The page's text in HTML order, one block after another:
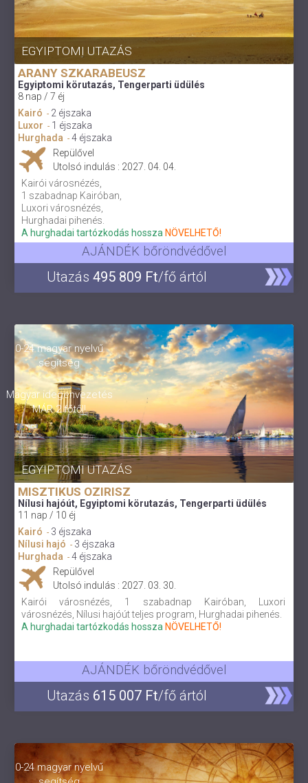
EGYIPTOMI UTAZÁS
ARANY SZKARABEUSZ
Egyiptomi körutazás, Tengerparti üdülés
8 nap / 7 éj
Kairó - 2 éjszaka
Luxor - 1 éjszaka
Hurghada - 4 éjszaka
Repülővel
Utolsó indulás : 2027. 04. 04.
Kairói városnézés,
1 szabadnap Kairóban,
Luxori városnézés,
Hurghadai pihenés.
A hurghadai tartózkodás hossza NÖVELHETŐ!
AJÁNDÉK bőröndvédővel
Utazás 495 809 Ft/fő ártól
EGYIPTOMI UTAZÁS
0-24 magyar nyelvű
segítség
Magyar idegenvezetés
MÁR 2 főtől!
MISZTIKUS OZIRISZ
Nílusi hajóút, Egyiptomi körutazás, Tengerparti üdülés
11 nap / 10 éj
Kairó - 3 éjszaka
Nílusi hajó - 3 éjszaka
Hurghada - 4 éjszaka
Repülővel
Utolsó indulás : 2027. 03. 30.
Kairói városnézés, 1 szabadnap Kairóban, Luxori
városnézés, Nílusi hajóút teljes program, Hurghadai pihenés.
A hurghadai tartózkodás hossza NÖVELHETŐ!
AJÁNDÉK bőröndvédővel
Utazás 615 007 Ft/fő ártól
0-24 magyar nyelvű